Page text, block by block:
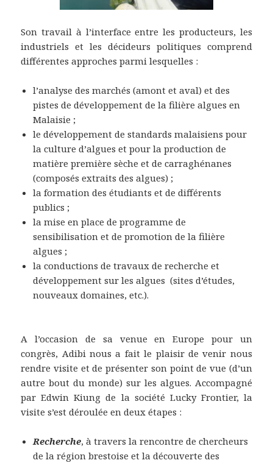
Son travail à l’interface entre les producteurs, les
industriels et les décideurs politiques comprend
différentes approches parmi lesquelles :
l’analyse des marchés (amont et aval) et des
pistes de développement de la filière algues en
Malaisie ;
le développement de standards malaisiens pour
la culture d’algues et pour la production de
matière première sèche et de carraghénanes
(composés extraits des algues) ;
la formation des étudiants et de différents
publics ;
la mise en place de programme de
sensibilisation et de promotion de la filière
algues ;
la conductions de travaux de recherche et
développement sur les algues (sites d’études,
nouveaux domaines, etc.).
A l’occasion de sa venue en Europe pour un
congrès, Adibi nous a fait le plaisir de venir nous
rendre visite et de présenter son point de vue (d’un
autre bout du monde) sur les algues. Accompagné
par Edwin Kiung de la société Lucky Frontier, la
visite s’est déroulée en deux étapes :
Recherche, à travers la rencontre de chercheurs
de la région brestoise et la découverte des